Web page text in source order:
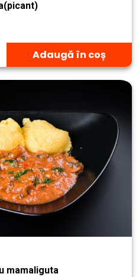
Adaugă în coș
mamaliguta